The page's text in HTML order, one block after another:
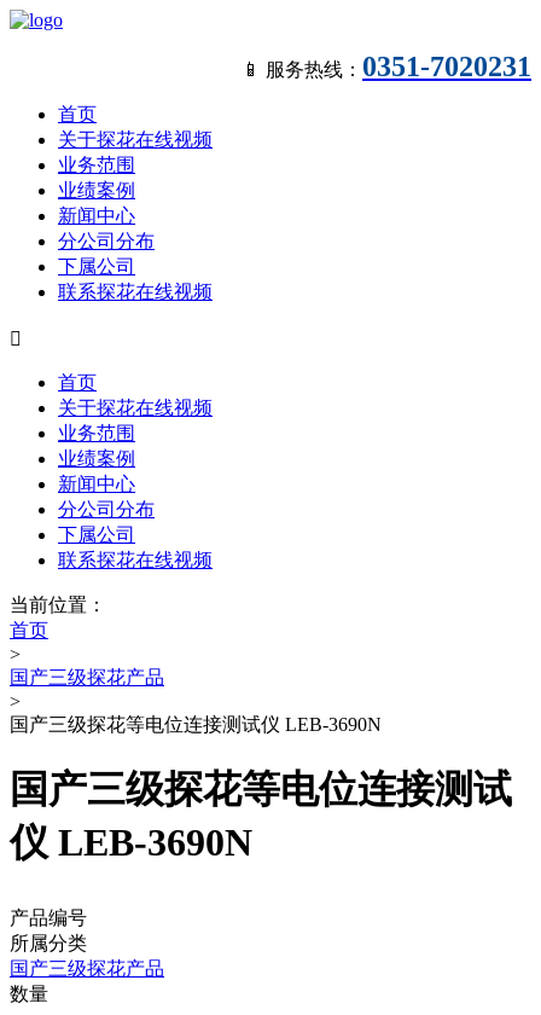
📱 服务热线： 0351-7020231
首页
关于探花在线视频
业务范围
业绩案例
新闻中心
分公司分布
下属公司
联系探花在线视频

首页
关于探花在线视频
业务范围
业绩案例
新闻中心
分公司分布
下属公司
联系探花在线视频
当前位置：
首页
>
国产三级探花产品
>
国产三级探花等电位连接测试仪 LEB-3690N
国产三级探花等电位连接测试
仪 LEB-3690N
产品编号
所属分类
国产三级探花产品
数量